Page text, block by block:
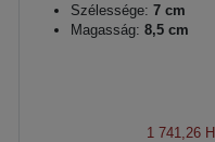
Szélessége: 7 cm
Magasság: 8,5 cm
1 741,26